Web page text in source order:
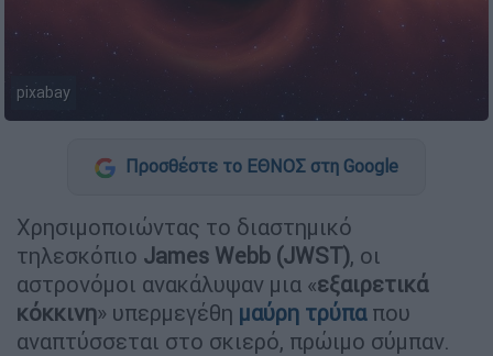
pixabay
Προσθέστε το ΕΘΝΟΣ στη Google
Χρησιμοποιώντας το διαστημικό
τηλεσκόπιο James Webb (JWST), οι
αστρονόμοι ανακάλυψαν μια «εξαιρετικά
κόκκινη» υπερμεγέθη μαύρη τρύπαπου
αναπτύσσεται στο σκιερό, πρώιμο σύμπαν.